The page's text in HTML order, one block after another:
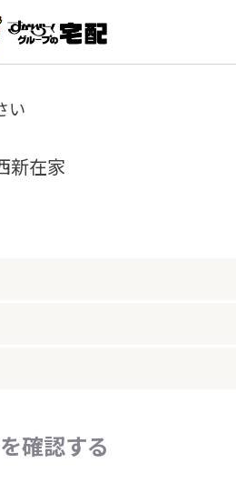
い
在家
確認する